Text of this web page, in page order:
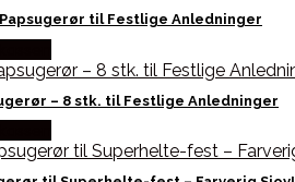
til Festlige Anledninger
– 8 stk. til Festlige Anledninger